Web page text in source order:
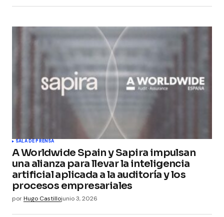
SALA DE PRENSA
A Worldwide Spain y Sapira impulsan
una alianza para llevar la inteligencia
artificial aplicada a la auditoría y los
procesos empresariales
porHugo Castillojunio 3, 2026